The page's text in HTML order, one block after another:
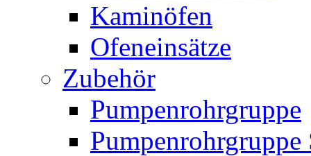
Kaminöfen
Ofeneinsätze
Zubehör
Pumpenrohrgruppe
Pumpenrohrgruppe